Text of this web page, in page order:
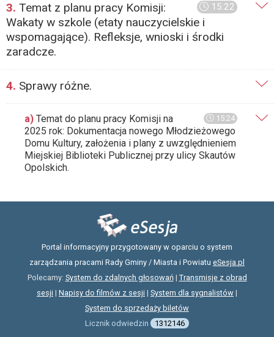
15:22
3. Temat z planu pracy Komisji:
Wakaty w szkole (etaty nauczycielskie i
wspomagające). Refleksje, wnioski i środki
zaradcze.
4. Sprawy różne.
15:24
a) Temat do planu pracy Komisji na
2025 rok: Dokumentacja nowego Młodzieżowego
Domu Kultury, założenia i plany z uwzględnieniem
Miejskiej Biblioteki Publicznej przy ulicy Skautów
Opolskich.
Portal informacyjny przygotowany w oparciu o system
zarządzania pracami Rady Gminy / Miasta i Powiatu eSesja.pl
Polecamy: System do zdalnych głosowań| Transmisje z obrad
sesji | Napisy do filmów z sesji | System dla sygnalistów |
System do sprzedaży biletów
Licznik odwiedzin
1312146